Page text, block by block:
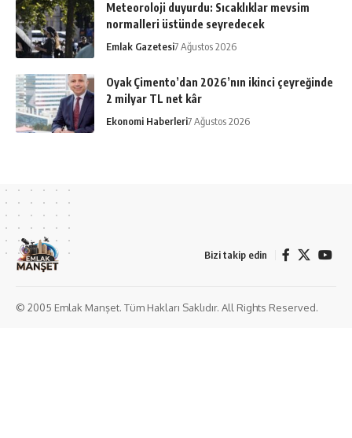
Meteoroloji duyurdu: Sıcaklıklar mevsim
normalleri üstünde seyredecek
Emlak Gazetesi7 Ağustos 2026
Oyak Çimento’dan 2026’nın ikinci çeyreğinde
2 milyar TL net kâr
Ekonomi Haberleri7 Ağustos 2026
Bizi takip edin
© 2005 Emlak Manşet. Tüm Hakları Saklıdır. All Rights Reserved.